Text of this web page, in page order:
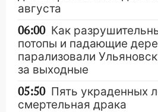
августа
06:00 Как
потопы и падающие
парализовали
за выходные
05:50 Пять украденных
смертельная драка